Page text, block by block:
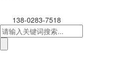
138-0283-7518